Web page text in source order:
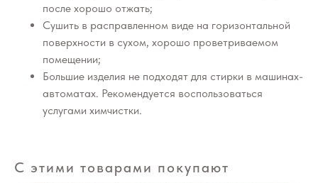
после хорошо отжать;
Сушить в расправленном виде на горизонтальной
поверхности в сухом, хорошо проветриваемом
помещении;
Большие изделия не подходят для стирки в машинах-
автоматах. Рекомендуется воспользоваться
услугами химчистки.
С этими товарами покупают